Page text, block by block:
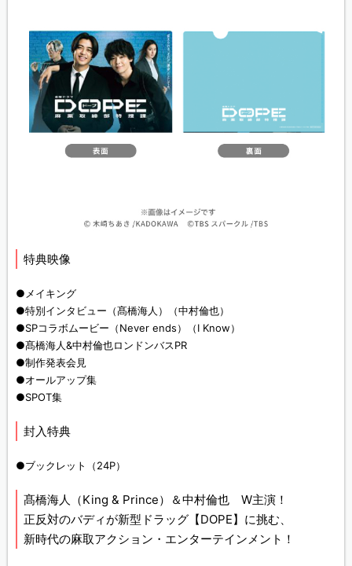
特典映像
●メイキング
●特別インタビュー（髙橋海人）（中村倫也）
●SPコラボムービー（Never ends）（I Know）
●髙橋海人&中村倫也ロンドンバスPR
●制作発表会見
●オールアップ集
●SPOT集
封入特典
●ブックレット（24P）
髙橋海人（King & Prince）＆中村倫也 W主演！
正反対のバディが新型ドラッグ【DOPE】に挑む、
新時代の麻取アクション・エンターテインメント！